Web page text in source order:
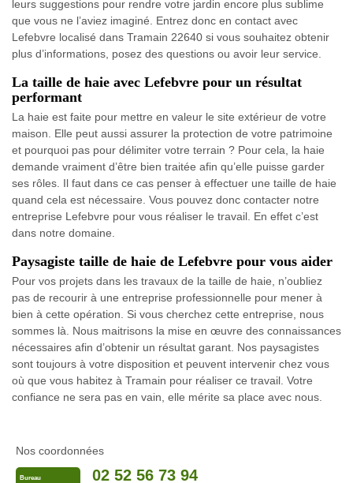
leurs suggestions pour rendre votre jardin encore plus sublime
que vous ne l’aviez imaginé. Entrez donc en contact avec
Lefebvre localisé dans Tramain 22640 si vous souhaitez obtenir
plus d’informations, posez des questions ou avoir leur service.
La taille de haie avec Lefebvre pour un résultat
performant
La haie est faite pour mettre en valeur le site extérieur de votre
maison. Elle peut aussi assurer la protection de votre patrimoine
et pourquoi pas pour délimiter votre terrain ? Pour cela, la haie
demande vraiment d’être bien traitée afin qu’elle puisse garder
ses rôles. Il faut dans ce cas penser à effectuer une taille de haie
quand cela est nécessaire. Vous pouvez donc contacter notre
entreprise Lefebvre pour vous réaliser le travail. En effet c’est
dans notre domaine.
Paysagiste taille de haie de Lefebvre pour vous aider
Pour vos projets dans les travaux de la taille de haie, n’oubliez
pas de recourir à une entreprise professionnelle pour mener à
bien à cette opération. Si vous cherchez cette entreprise, nous
sommes là. Nous maitrisons la mise en œuvre des connaissances
nécessaires afin d’obtenir un résultat garant. Nos paysagistes
sont toujours à votre disposition et peuvent intervenir chez vous
où que vous habitez à Tramain pour réaliser ce travail. Votre
confiance ne sera pas en vain, elle mérite sa place avec nous.
Nos coordonnées
Bureau 02 52 56 73 94